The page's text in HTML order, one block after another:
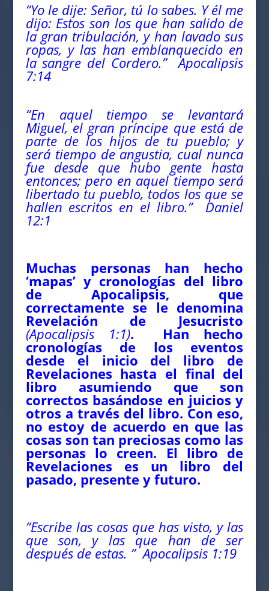
“Yo le dije: Señor, tú lo sabes. Y él me
dijo: Estos son los que han salido de
la gran tribulación, y han lavado sus
ropas, y las han emblanquecido en
la sangre del Cordero.” Apocalipsis
7:14
“En aquel tiempo se levantará
Miguel, el gran príncipe que está de
parte de los hijos de tu pueblo; y
será tiempo de angustia, cual nunca
fue desde que hubo gente hasta
entonces; pero en aquel tiempo será
libertado tu pueblo, todos los que se
hallen escritos en el libro.” Daniel
12:1
Muchas personas han hecho
‘mapas’ y cronologías del libro
de Apocalipsis, que
correctamente se le denomina
Revelación de Jesucristo
(Apocalipsis 1:1). Han hecho
cronologías de los eventos
desde el inicio del libro de
Revelaciones hasta el final del
libro asumiendo que son
correctos basándose en juicios y
otros a través del libro. Con eso,
no estoy de acuerdo en que las
cosas son tan preciosas como las
personas lo creen. El libro de
Revelaciones es un libro del
pasado, presente y futuro.
“Escribe las cosas que has visto, y las
que son, y las que han de ser
después de estas. ” Apocalipsis 1:19